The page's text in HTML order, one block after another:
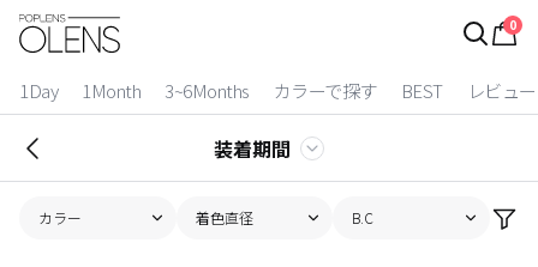
0
1Day 1Month 3~6Months カラーで探す BEST レビュー
ログイン
カラコン比較
今月限定特典
ベスト
装着期間
カラー 着色直径 B.C